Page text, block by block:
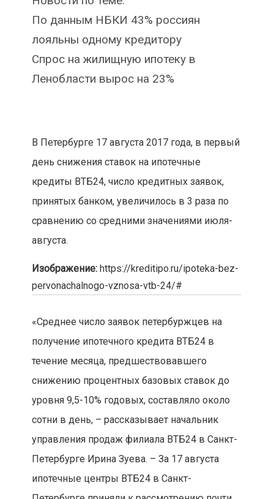
По данным НБКИ 43% россиян
лояльны одному кредитору
Спрос на жилищную ипотеку в
Ленобласти вырос на 23%
В Петербурге 17 августа 2017 года, в первый
день снижения ставок на ипотечные
кредиты ВТБ24, число кредитных заявок,
принятых банком, увеличилось в 3 раза по
сравнению со средними значениями июля-
августа.
Изображение: https://kreditipo.ru/ipoteka-bez-
pervonachalnogo-vznosa-vtb-24/#
«Среднее число заявок петербуржцев на
получение ипотечного кредита ВТБ24 в
течение месяца, предшествовавшего
снижению процентных базовых ставок до
уровня 9,5-10% годовых, составляло около
сотни в день, – рассказывает начальник
управления продаж филиала ВТБ24 в Санкт-
Петербурге Ирина Зуева. – За 17 августа
ипотечные центры ВТБ24 в Санкт-